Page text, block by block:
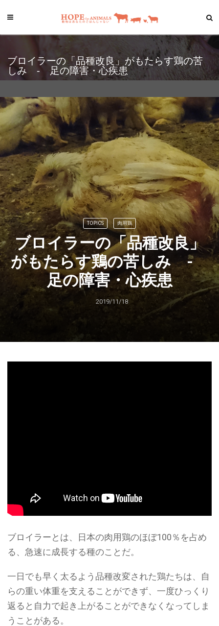
ブロイラーの「品種改良」がもたらす鶏の苦
しみ - 足の障害・心疾患
TOPICS 肉用鶏
ブロイラーの「品種改良」
がもたらす鶏の苦しみ -
足の障害・心疾患
2019/11/18
ブロイラーとは、日本の肉用鶏のほぼ100％を占め
る、急速に成長する種のことだ。
一日でも早く太るよう品種改変された鶏たちは、自
らの重い体重を支えることができず、一度ひっくり
返ると自力で起き上がることができなくなってしま
うことがある。